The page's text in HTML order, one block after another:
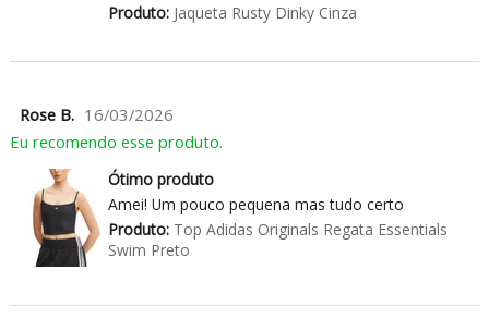
Produto:Jaqueta Rusty Dinky Cinza
Rose B. 16/03/2026
Eu recomendo esse produto.
Ótimo produto
Amei! Um pouco pequena mas tudo certo
Produto:Top Adidas Originals Regata Essentials
Swim Preto